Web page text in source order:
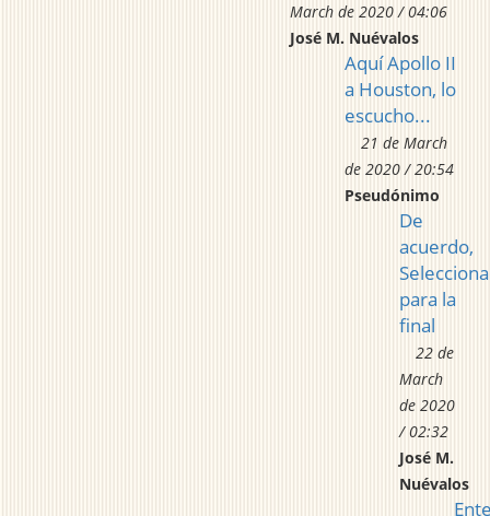
March de 2020 / 04:06
José M. Nuévalos
Aquí Apollo II
a Houston, lo
escucho...
21 de March
de 2020 / 20:54
Pseudónimo
De
acuerdo,
para la
final
22 de
March
de 2020
/ 02:32
José M.
Nuévalos